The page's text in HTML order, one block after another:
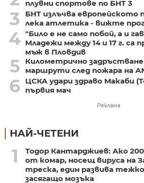
плувни спортове по БНТ 3
3
БНТ излъчва европейското
лека атлетика - вижте
4 "Било е не само побой, а и
Младежи между 14 и 17 г. са
мъж в Пловдив
5
Километрично
маршрути след пожара на
6
ЦСКА удари здраво Макаби
първия мач
Реклама
НАЙ-ЧЕТЕНИ
1
Тодор Кантарджиев: Ако
от комар, носещ вируса на
треска, един развива
засягащо мозъка